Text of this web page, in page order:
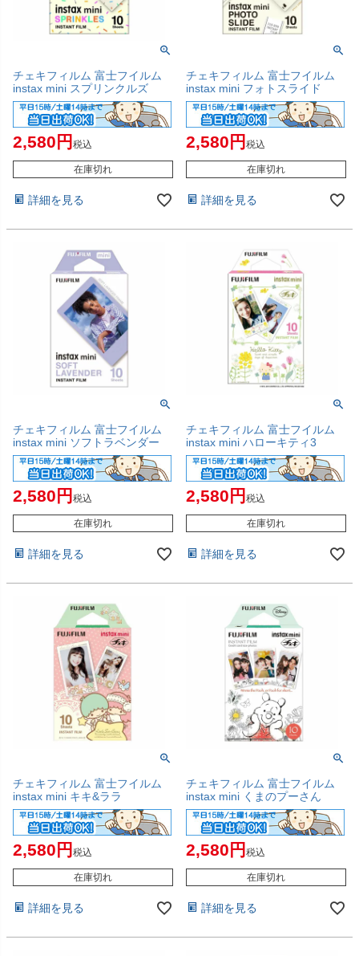
チェキフィルム 富士フイルム
instax mini スプリンクルズ
2,580 税込
在庫切れ
詳細を見る
チェキフィルム 富士フイルム
instax mini フォトスライド
2,580 税込
在庫切れ
詳細を見る
チェキフィルム 富士フイルム
instax mini ソフトラベンダー
2,580 税込
在庫切れ
詳細を見る
チェキフィルム 富士フイルム
instax mini ハローキティ3
2,580 税込
在庫切れ
詳細を見る
チェキフィルム 富士フイルム
instax mini キキ&ララ
2,580 税込
在庫切れ
詳細を見る
チェキフィルム 富士フイルム
instax mini くまのプーさん
2,580 税込
在庫切れ
詳細を見る